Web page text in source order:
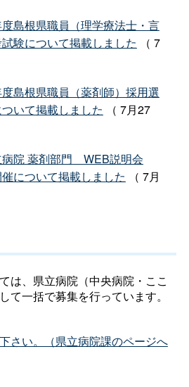
度島根県職員（理学療法士・言
験について掲載しました （ 7
度島根県職員（薬剤師）採用選
いて掲載しました （ 7月27
病院 薬剤部門 WEB説明会
催について掲載しました （ 7月
は、県立病院（中央病院・ここ
て一括で募集を行っています。
さい。（県立病院課のページへ